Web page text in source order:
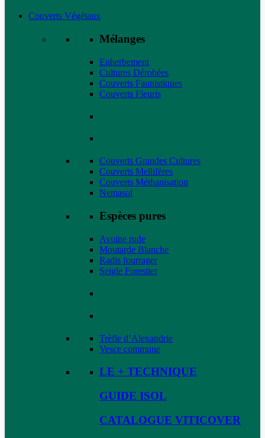
Couverts Végétaux
Mélanges
Enherbement
Cultures Dérobées
Couverts Faunistiques
Couverts Fleuris
Couverts Grandes Cultures
Couverts Mellifères
Couverts Méthanisation
Nemasol
Espèces pures
Avoine rude
Moutarde Blanche
Radis fourrager
Seigle Forestier
Trèfle d’Alexandrie
Vesce commune
LE + TECHNIQUE
GUIDE ISOL
CATALOGUE VITICOVER